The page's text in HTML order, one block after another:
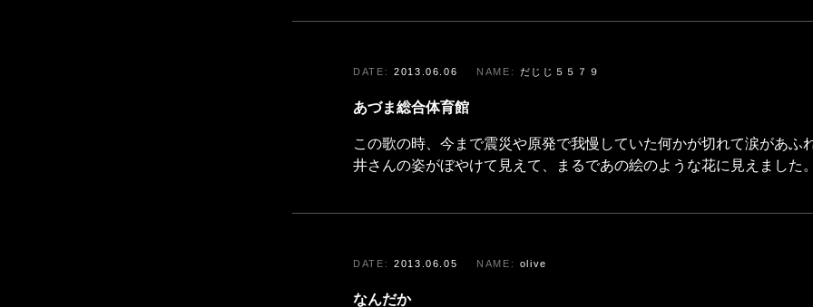
2013.06.06 だじじ５５７９
あづま総合体育館
この歌の時、今まで震災や原発で我慢していた何かが切れて涙があふ
井さんの姿がぼやけて見えて、まるであの絵のような花に見えました。
2013.06.05 olive
なんだか